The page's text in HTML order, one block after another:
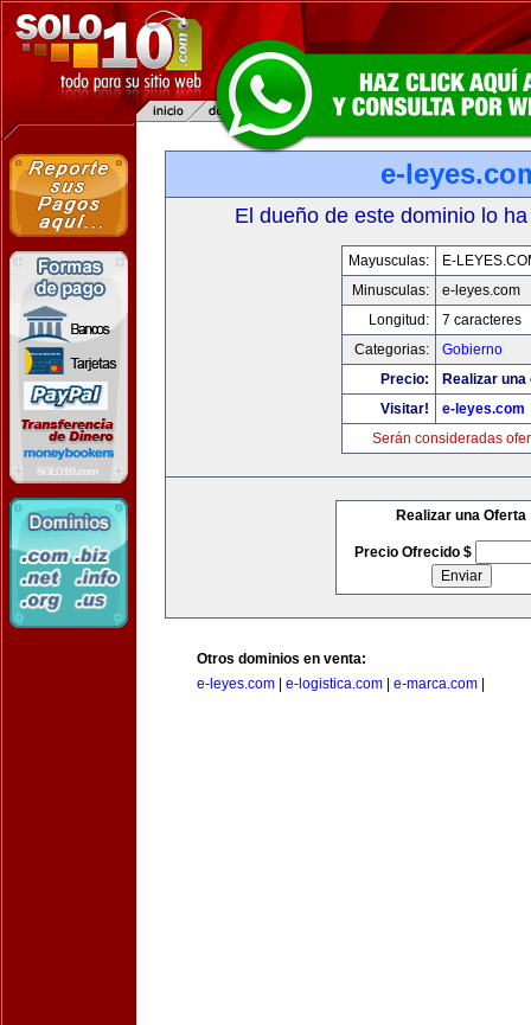
e-
El dueño de este dominio lo
Mayusculas:
E-
Minusculas:
e-leyes.com
Longitud:
7 caracteres
Categorias:
Gobierno
Precio:
Realizar
Visitar!
e-leyes.com
Serán consideradas
Realizar una Oferta
Precio Ofrecido $
Otros dominios en venta:
e-leyes.com
e-logistica.com e-marca.com